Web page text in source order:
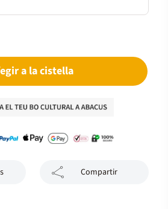
a la cistella
Compartir